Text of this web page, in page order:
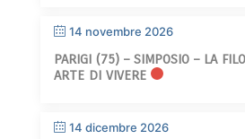
14 novembre 2026
PARIGI (75) – SIMPOSIO – LA
ARTE DI VIVERE
14 dicembre 2026